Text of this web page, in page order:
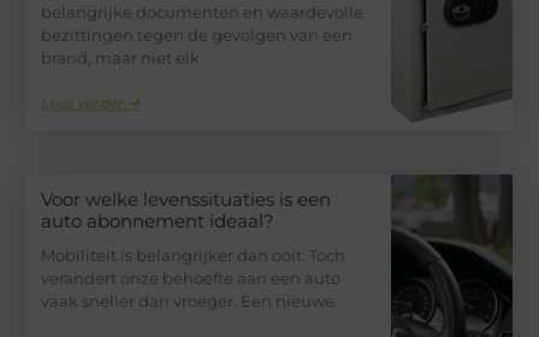
belangrijke documenten en waardevolle
bezittingen tegen de gevolgen van een
brand, maar niet elk
Lees verder ➜
Voor welke levenssituaties is een
auto abonnement ideaal?
Mobiliteit is belangrijker dan ooit. Toch
verandert onze behoefte aan een auto
vaak sneller dan vroeger. Een nieuwe